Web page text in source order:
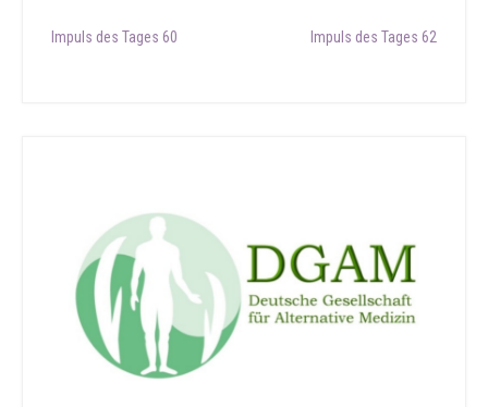
navigation
Impuls des Tages 60 Impuls des Tages 62